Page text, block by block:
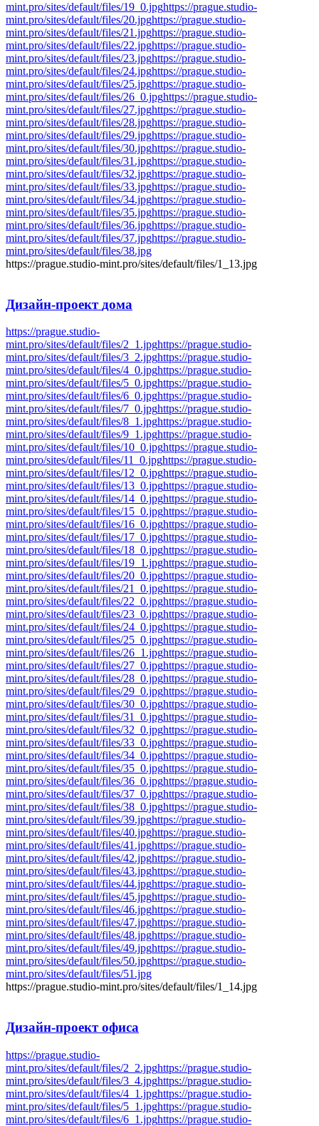
mint.pro/sites/default/files/19_0.jpghttps://prague.studio-
mint.pro/sites/default/files/20.jpghttps://prague.studio-
mint.pro/sites/default/files/21.jpghttps://prague.studio-
mint.pro/sites/default/files/22.jpghttps://prague.studio-
mint.pro/sites/default/files/23.jpghttps://prague.studio-
mint.pro/sites/default/files/24.jpghttps://prague.studio-
mint.pro/sites/default/files/25.jpghttps://prague.studio-
mint.pro/sites/default/files/26_0.jpghttps://prague.studio-
mint.pro/sites/default/files/27.jpghttps://prague.studio-
mint.pro/sites/default/files/28.jpghttps://prague.studio-
mint.pro/sites/default/files/29.jpghttps://prague.studio-
mint.pro/sites/default/files/30.jpghttps://prague.studio-
mint.pro/sites/default/files/31.jpghttps://prague.studio-
mint.pro/sites/default/files/32.jpghttps://prague.studio-
mint.pro/sites/default/files/33.jpghttps://prague.studio-
mint.pro/sites/default/files/34.jpghttps://prague.studio-
mint.pro/sites/default/files/35.jpghttps://prague.studio-
mint.pro/sites/default/files/36.jpghttps://prague.studio-
mint.pro/sites/default/files/37.jpghttps://prague.studio-
mint.pro/sites/default/files/38.jpg
https://prague.studio-mint.pro/sites/default/files/1_13.jpg
Дизайн-проект дома
https://prague.studio-
mint.pro/sites/default/files/2_1.jpghttps://prague.studio-
mint.pro/sites/default/files/3_2.jpghttps://prague.studio-
mint.pro/sites/default/files/4_0.jpghttps://prague.studio-
mint.pro/sites/default/files/5_0.jpghttps://prague.studio-
mint.pro/sites/default/files/6_0.jpghttps://prague.studio-
mint.pro/sites/default/files/7_0.jpghttps://prague.studio-
mint.pro/sites/default/files/8_1.jpghttps://prague.studio-
mint.pro/sites/default/files/9_1.jpghttps://prague.studio-
mint.pro/sites/default/files/10_0.jpghttps://prague.studio-
mint.pro/sites/default/files/11_0.jpghttps://prague.studio-
mint.pro/sites/default/files/12_0.jpghttps://prague.studio-
mint.pro/sites/default/files/13_0.jpghttps://prague.studio-
mint.pro/sites/default/files/14_0.jpghttps://prague.studio-
mint.pro/sites/default/files/15_0.jpghttps://prague.studio-
mint.pro/sites/default/files/16_0.jpghttps://prague.studio-
mint.pro/sites/default/files/17_0.jpghttps://prague.studio-
mint.pro/sites/default/files/18_0.jpghttps://prague.studio-
mint.pro/sites/default/files/19_1.jpghttps://prague.studio-
mint.pro/sites/default/files/20_0.jpghttps://prague.studio-
mint.pro/sites/default/files/21_0.jpghttps://prague.studio-
mint.pro/sites/default/files/22_0.jpghttps://prague.studio-
mint.pro/sites/default/files/23_0.jpghttps://prague.studio-
mint.pro/sites/default/files/24_0.jpghttps://prague.studio-
mint.pro/sites/default/files/25_0.jpghttps://prague.studio-
mint.pro/sites/default/files/26_1.jpghttps://prague.studio-
mint.pro/sites/default/files/27_0.jpghttps://prague.studio-
mint.pro/sites/default/files/28_0.jpghttps://prague.studio-
mint.pro/sites/default/files/29_0.jpghttps://prague.studio-
mint.pro/sites/default/files/30_0.jpghttps://prague.studio-
mint.pro/sites/default/files/31_0.jpghttps://prague.studio-
mint.pro/sites/default/files/32_0.jpghttps://prague.studio-
mint.pro/sites/default/files/33_0.jpghttps://prague.studio-
mint.pro/sites/default/files/34_0.jpghttps://prague.studio-
mint.pro/sites/default/files/35_0.jpghttps://prague.studio-
mint.pro/sites/default/files/36_0.jpghttps://prague.studio-
mint.pro/sites/default/files/37_0.jpghttps://prague.studio-
mint.pro/sites/default/files/38_0.jpghttps://prague.studio-
mint.pro/sites/default/files/39.jpghttps://prague.studio-
mint.pro/sites/default/files/40.jpghttps://prague.studio-
mint.pro/sites/default/files/41.jpghttps://prague.studio-
mint.pro/sites/default/files/42.jpghttps://prague.studio-
mint.pro/sites/default/files/43.jpghttps://prague.studio-
mint.pro/sites/default/files/44.jpghttps://prague.studio-
mint.pro/sites/default/files/45.jpghttps://prague.studio-
mint.pro/sites/default/files/46.jpghttps://prague.studio-
mint.pro/sites/default/files/47.jpghttps://prague.studio-
mint.pro/sites/default/files/48.jpghttps://prague.studio-
mint.pro/sites/default/files/49.jpghttps://prague.studio-
mint.pro/sites/default/files/50.jpghttps://prague.studio-
mint.pro/sites/default/files/51.jpg
https://prague.studio-mint.pro/sites/default/files/1_14.jpg
Дизайн-проектофиса
https://prague.studio-
mint.pro/sites/default/files/2_2.jpghttps://prague.studio-
mint.pro/sites/default/files/3_4.jpghttps://prague.studio-
mint.pro/sites/default/files/4_1.jpghttps://prague.studio-
mint.pro/sites/default/files/5_1.jpghttps://prague.studio-
mint.pro/sites/default/files/6_1.jpghttps://prague.studio-